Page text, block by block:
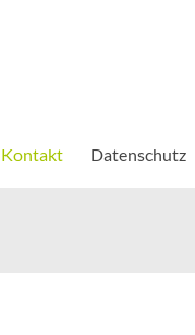
Kontakt Datenschutz